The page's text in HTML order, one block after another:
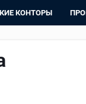
КОНТОРЫ